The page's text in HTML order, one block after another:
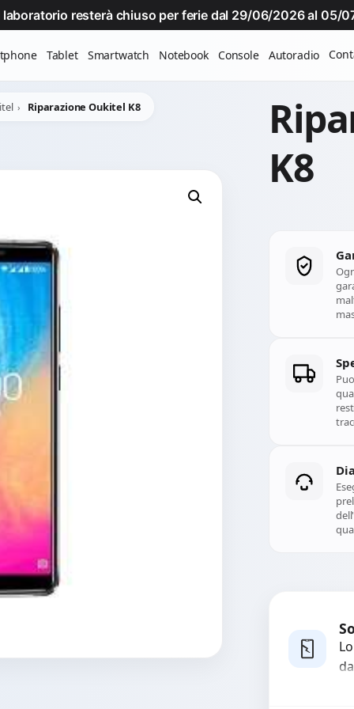
laboratorio resterà chiuso per ferie dal 29/06/2026 al 05/
Tablet Smartwatch Notebook Console Autoradio
Riparazione Oukitel K8
K8